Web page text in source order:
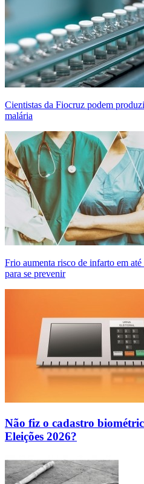
Cientistas da Fiocruz podem
malária
Frio aumenta risco de infarto em
para se prevenir
Não fiz o cadastro
Eleições 2026?